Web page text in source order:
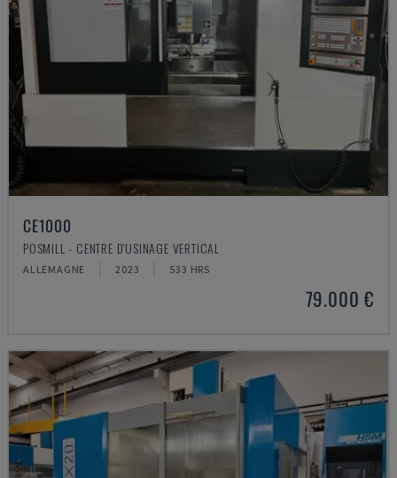
CE1000
POSMILL - CENTRE D'USINAGE VERTICAL
ALLEMAGNE 2023 533 HRS
79.000 €